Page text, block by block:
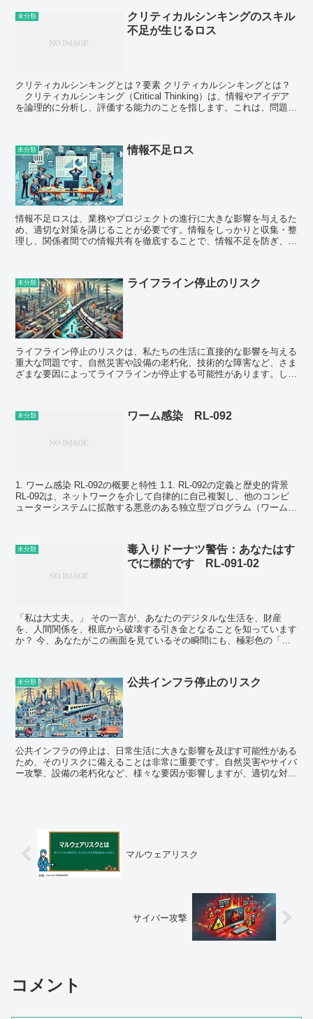
未分類
クリティカルシンキングのスキル
不足が生じるロス
クリティカルシンキングとは？要素 クリティカルシンキングとは？
クリティカルシンキング（Critical Thinking）は、情報やアイデア
を論理的に分析し、評価する能力のことを指します。これは、問題解
未分類 情報不足ロス
情報不足ロスは、業務やプロジェクトの進行に大きな影響を与えるた
め、適切な対策を講じることが必要です。情報をしっかりと収集・整
理し、関係者間での情報共有を徹底することで、情報不足を防ぎ、効
未分類 ライフライン停止のリスク
ライフライン停止のリスクは、私たちの生活に直接的な影響を与える
重大な問題です。自然災害や設備の老朽化、技術的な障害など、さま
ざまな要因によってライフラインが停止する可能性があります。しか
未分類 ワーム感染 RL-092
1. ワーム感染 RL-092の概要と特性 1.1. RL-092の定義と歴史的背景
RL-092は、ネットワークを介して自律的に自己複製し、他のコンピ
ューターシステムに拡散する悪意のある独立型プログラム（ワーム）
未分類
毒入りドーナツ警告：あなたはす
でに標的です RL-091-02
「私は大丈夫。」 その一言が、あなたのデジタルな生活を、財産
を、人間関係を、根底から破壊する引き金となることを知っています
か？ 今、あなたがこの画面を見ているその瞬間にも、極彩色の「毒
未分類 公共インフラ停止のリスク
公共インフラの停止は、日常生活に大きな影響を及ぼす可能性がある
ため、そのリスクに備えることは非常に重要です。自然災害やサイバ
ー攻撃、設備の老朽化など、様々な要因が影響しますが、適切な対策
マルウェアリスク
サイバー攻撃
コメント